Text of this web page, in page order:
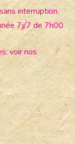
interruption.
7j/7 de 7h00
voir nos